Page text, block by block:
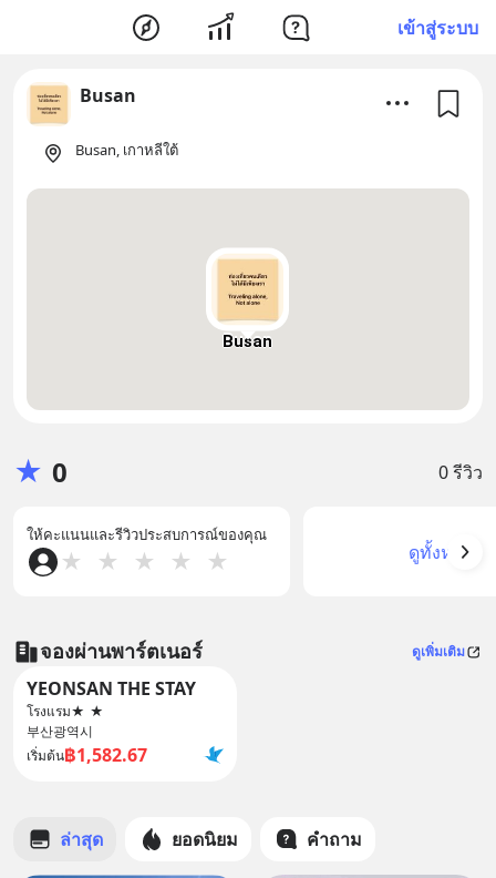
เข้าสู่ระบบ
Busan
Busan, เกาหลีใต้
Busan
★ 0 0 รีวิว
ให้คะแนนและรีวิวประสบการณ์ของคุณ
★ ★ ★ ★ ★ ดูทั้งหมด
จองผ่านพาร์ตเนอร์ ดูเพิ่มเติม
YEONSAN THE STAY
โรงแรม★ ★
부산광역시
เริ่มต้น฿1,582.67
ล่าสุด ยอดนิยม คำถาม